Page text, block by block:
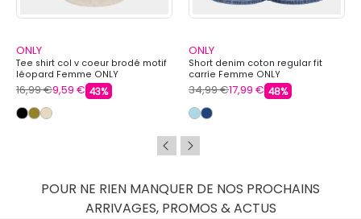
ONLY
Tee shirt col v coeur brodé motif
léopard Femme ONLY
16,99 €9,59 € 43%
ONLY
Short denim coton regular fit
carrie Femme ONLY
34,99 €17,99 € 48%
POUR NE RIEN MANQUER DE NOS PROCHAINS
ARRIVAGES, PROMOS & ACTUS